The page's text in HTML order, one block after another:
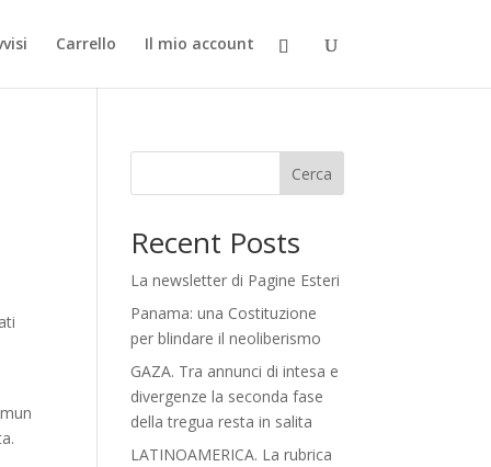
Carrello Il mio account
Cerca
Recent Posts
La newsletter di Pagine Esteri
Panama: una Costituzione
per blindare il neoliberismo
GAZA. Tra annunci di intesa e
divergenze la seconda fase
della tregua resta in salita
LATINOAMERICA. La rubrica